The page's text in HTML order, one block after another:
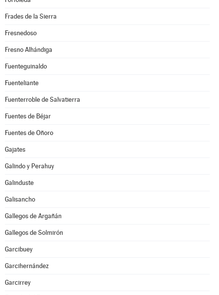
Frades de la Sierra
Fresnedoso
Fresno Alhándiga
Fuenteguinaldo
Fuenteliante
Fuenterroble de Salvatierra
Fuentes de Béjar
Fuentes de Oñoro
Gajates
Galindo y Perahuy
Galinduste
Galisancho
Gallegos de Argañán
Gallegos de Solmirón
Garcibuey
Garcihernández
Garcirrey